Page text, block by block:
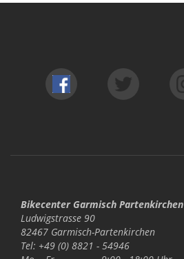
Bikecenter Garmisch Partenkirchen
Ludwigstrasse 90
82467 Garmisch-Partenkirchen
Tel: +49 (0) 8821 - 54946